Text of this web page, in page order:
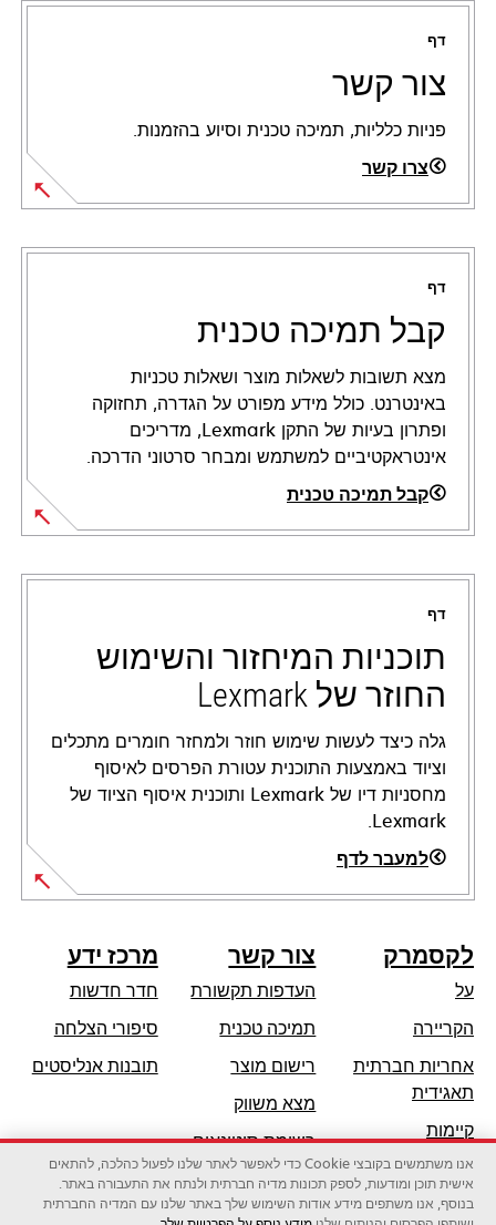
דף
צור קשר
פניות כלליות, תמיכה טכנית וסיוע בהזמנות.
צרו קשר
דף
קבל תמיכה טכנית
מצא תשובות לשאלות מוצר ושאלות טכניות
באינטרנט. כולל מידע מפורט על הגדרה, תחזוקה
ופתרון בעיות של התקן Lexmark, מדריכים
אינטראקטיביים למשתמש ומבחר סרטוני הדרכה.
קבל תמיכה טכנית
opens
in
new
tab
דף
תוכניות המיחזור והשימוש
החוזר של Lexmark
גלה כיצד לעשות שימוש חוזר ולמחזר חומרים מתכלים
וציוד באמצעות התוכנית עטורת הפרסים לאיסוף
מחסניות דיו של Lexmark ותוכנית איסוף הציוד של
Lexmark.
למעבר לדף
לקסמרק
על
הקריירה
אחריות חברתית
תאגידיתopens
a
new
tab
קיימות
שותפי לקסמרק
צור קשר
העדפות תקשורת
תמיכה טכניתopens
tab
רישום מוצר
מצא משווק
רשימת סיטונאים
מרכז ידע
חדר חדשות
סיפורי הצלחה
תובנות אנליסטים
אנו משתמשים בקובצי Cookie כדי לאפשר לאתר שלנו לפעול כהלכה, להתאים
אישית תוכן ומודעות, לספק תכונות מדיה חברתית ולנתח את התעבורה באתר.
בנוסף, אנו משתפים מידע אודות השימוש שלך באתר שלנו עם המדיה החברתית